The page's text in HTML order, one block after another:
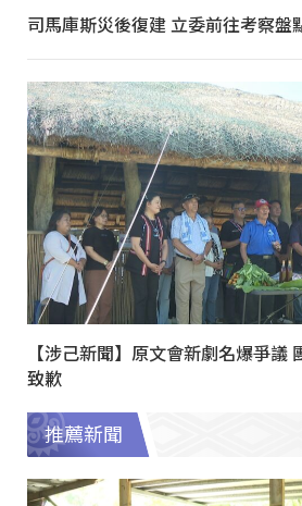
司馬庫斯災後復建 立委前往考察盤
【涉己新聞】原文會新劇名爆爭
致歉
推薦新聞